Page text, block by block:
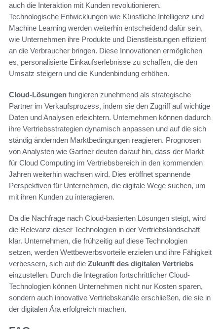
auch die Interaktion mit Kunden revolutionieren.
Technologische Entwicklungen wie Künstliche Intelligenz und
Machine Learning werden weiterhin entscheidend dafür sein,
wie Unternehmen ihre Produkte und Dienstleistungen effizient
an die Verbraucher bringen. Diese Innovationen ermöglichen
es, personalisierte Einkaufserlebnisse zu schaffen, die den
Umsatz steigern und die Kundenbindung erhöhen.
Cloud-Lösungen fungieren zunehmend als strategische
Partner im Verkaufsprozess, indem sie den Zugriff auf wichtige
Daten und Analysen erleichtern. Unternehmen können dadurch
ihre Vertriebsstrategien dynamisch anpassen und auf die sich
ständig ändernden Marktbedingungen reagieren. Prognosen
von Analysten wie Gartner deuten darauf hin, dass der Markt
für Cloud Computing im Vertriebsbereich in den kommenden
Jahren weiterhin wachsen wird. Dies eröffnet spannende
Perspektiven für Unternehmen, die digitale Wege suchen, um
mit ihren Kunden zu interagieren.
Da die Nachfrage nach Cloud-basierten Lösungen steigt, wird
die Relevanz dieser Technologien in der Vertriebslandschaft
klar. Unternehmen, die frühzeitig auf diese Technologien
setzen, werden Wettbewerbsvorteile erzielen und ihre Fähigkeit
verbessern, sich auf die Zukunft des digitalen Vertriebs
einzustellen. Durch die Integration fortschrittlicher Cloud-
Technologien können Unternehmen nicht nur Kosten sparen,
sondern auch innovative Vertriebskanäle erschließen, die sie in
der digitalen Ära erfolgreich machen.